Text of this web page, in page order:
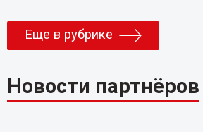
Еще в рубрике
Новости партнёров